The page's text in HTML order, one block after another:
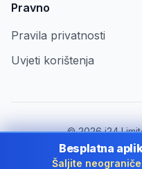
Pravno
Pravila privatnosti
Uvjeti korištenja
©2026i24
Za
Promijeni državu:
Besplatna
Šaljite